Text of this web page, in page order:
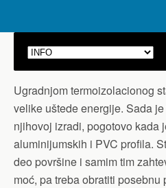
Ugradnjom termoizolacionog
velike uštede energije. Sada
njihovoj izradi, pogotovo kada
aluminijumskih i PVC profila.
deo površine i samim tim
moć, pa treba obratiti